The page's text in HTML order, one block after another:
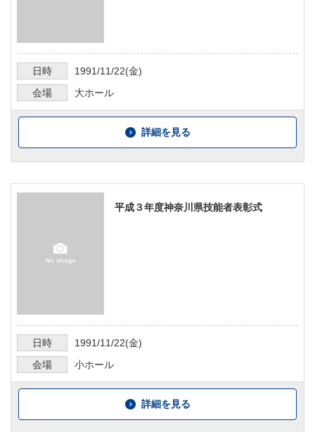
日時 1991/11/22(金)
会場
大ホール
詳細を見る
平成３年度神奈川県技能者表彰式
日時 1991/11/22(金)
会場
小ホール
詳細を見る